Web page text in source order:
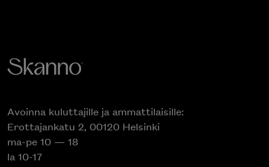
Avoinna kuluttajille ja ammattilaisille:
Erottajankatu 2, 00120 Helsinki
ma-pe 10 — 18
la 10-17